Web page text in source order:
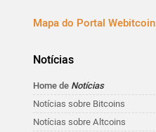
Mapa do Portal Webitcoin
Notícias
Home de Notícias
Notícias sobre Bitcoins
Notícias sobre Altcoins